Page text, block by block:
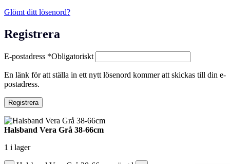
Glömt ditt lösenord?
Registrera
E-postadress *Obligatoriskt
En länk för att ställa in ett nytt lösenord kommer att skickas till din e-
postadress.
Registrera
Halsband Vera Grå 38-66cm
1 i lager